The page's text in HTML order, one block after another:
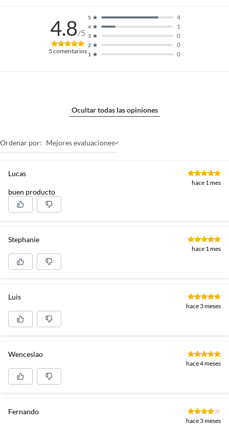
4.8/5
5 comentarios 1 0
2 0
3 0
4 1
5 4
Ocultar todas las opiniones
Ordenar por: Mejores evaluaciones
Lucas
hace 1 mes
buen producto
Stephanie
hace 1 mes
Luis
hace 3 meses
Wenceslao
hace 4 meses
Fernando
hace 3 meses